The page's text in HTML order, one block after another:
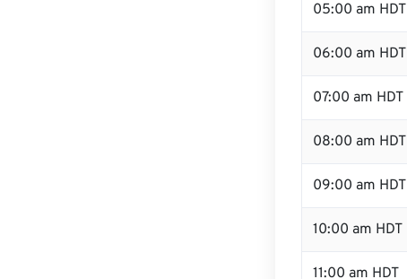
05:00 am HDT
06:00 am HDT
07:00 am HDT
08:00 am HDT
09:00 am HDT
10:00 am HDT
11:00 am HDT